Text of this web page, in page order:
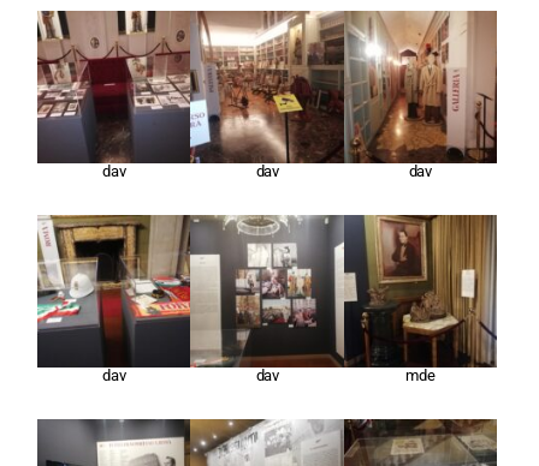
dav dav dav
dav dav mde